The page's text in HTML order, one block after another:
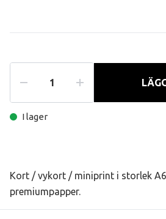
I lager
Kort / vykort / miniprint i storlek
premiumpapper.